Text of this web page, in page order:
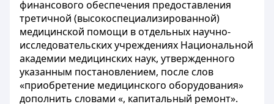
финансового обеспечения предоставления
третичной (высокоспециализированной)
медицинской помощи в отдельных научно-
исследовательских учреждениях Национальной
академии медицинских наук, утвержденного
указанным постановлением, после слов
«приобретение медицинского оборудования»
дополнить словами «, капитальный ремонт».